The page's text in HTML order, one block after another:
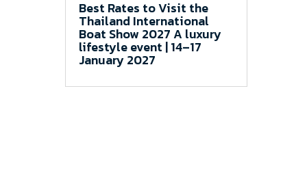
Best Rates to Visit the
Thailand International
Boat Show 2027 A luxury
lifestyle event | 14–17
January 2027